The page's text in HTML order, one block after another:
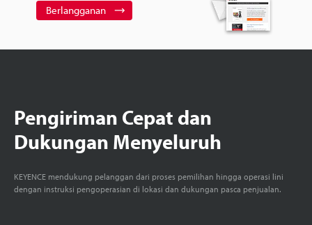
Berlangganan
Pengiriman Cepat dan
Dukungan Menyeluruh
KEYENCE mendukung pelanggan dari proses pemilihan hingga operasi lini
dengan instruksi pengoperasian di lokasi dan dukungan pasca penjualan.